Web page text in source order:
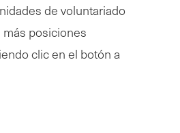
de voluntariado
posiciones
clic en el botón a